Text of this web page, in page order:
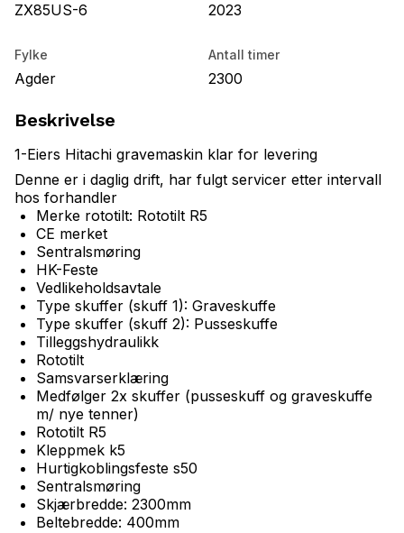
ZX85US-6 2023
Fylke
Agder
Antall timer
2300
Beskrivelse
1-Eiers Hitachi gravemaskin klar for levering
Denne er i daglig drift, har fulgt servicer etter intervall
hos forhandler
Merke rototilt: Rototilt R5
CE merket
Sentralsmøring
HK-Feste
Vedlikeholdsavtale
Type skuffer (skuff 1): Graveskuffe
Type skuffer (skuff 2): Pusseskuffe
Tilleggshydraulikk
Rototilt
Samsvarserklæring
Medfølger 2x skuffer (pusseskuff og graveskuffe
m/ nye tenner)
Rototilt R5
Kleppmek k5
Hurtigkoblingsfeste s50
Sentralsmøring
Skjærbredde: 2300mm
Beltebredde: 400mm